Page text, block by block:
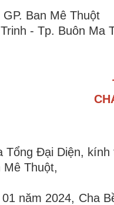
GP. Ban Mê Thuột
- Tp. Buôn Ma
Tổng Đại Diện,
Mê Thuột,
năm 2024, Cha